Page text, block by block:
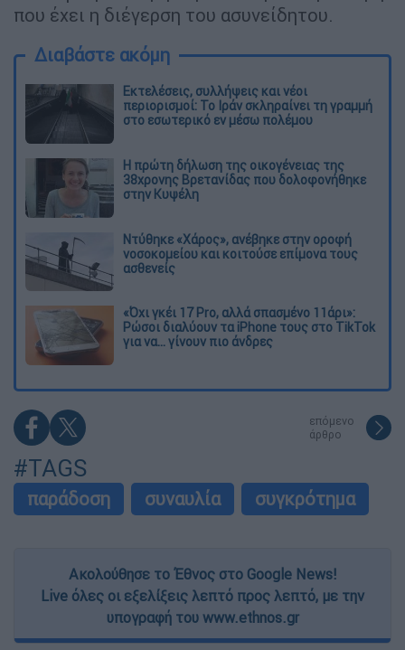
που έχει η διέγερση του ασυνείδητου.
Διαβάστε ακόμη
Εκτελέσεις, συλλήψεις και νέοι
περιορισμοί: Το Ιράν σκληραίνει τη γραμμή
στο εσωτερικό εν μέσω πολέμου
Η πρώτη δήλωση της οικογένειας της
38χρονης Βρετανίδας που δολοφονήθηκε
στην Κυψέλη
Ντύθηκε «Χάρος», ανέβηκε στην οροφή
νοσοκομείου και κοιτούσε επίμονα τους
ασθενείς
«Όχι γκέι 17 Pro, αλλά σπασμένο 11άρι»:
Ρώσοι διαλύουν τα iPhone τους στο TikTok
για να... γίνουν πιο άνδρες
επόμενο
άρθρο
#TAGS
παράδοση συναυλία συγκρότημα
Ακολούθησε το Έθνος στο Google News!
Live όλες οι εξελίξεις λεπτό προς λεπτό, με την
υπογραφή του www.ethnos.gr